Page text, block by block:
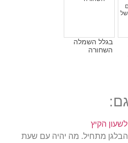
בגלל השמלה
השחורה
הקיץ
מתחיל. מה יהיה עם שעת